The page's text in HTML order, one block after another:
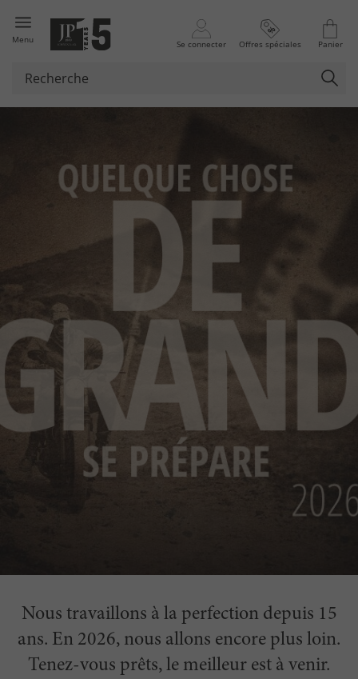
Menu Se connecter Offres spéciales Panier
Nous travaillons à la perfection depuis 15
ans. En 2026, nous allons encore plus loin.
Tenez-vous prêts, le meilleur est à venir.